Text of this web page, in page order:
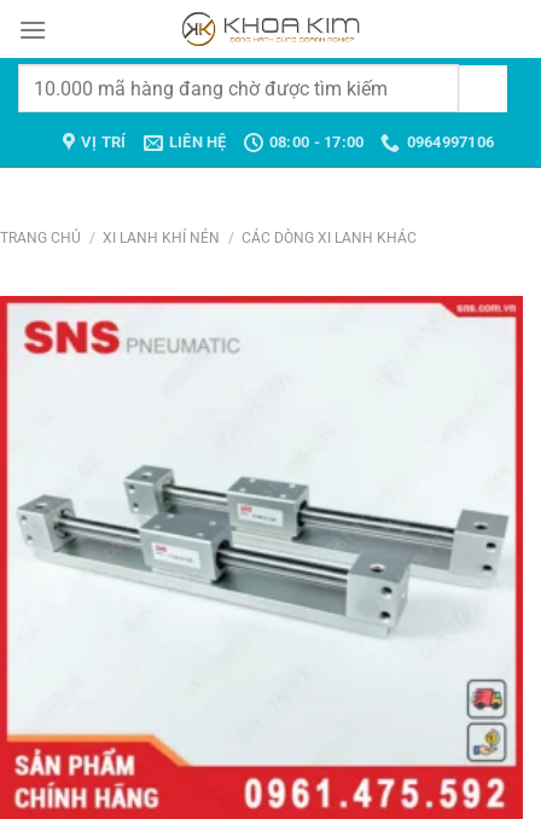
đến
Tìm
VỊ TRÍ LIÊN HỆ 08:00 - 17:00 0964997106
TRANG CHỦ / XI LANH KHÍ NÉN / CÁC DÒNG XI LANH KHÁC